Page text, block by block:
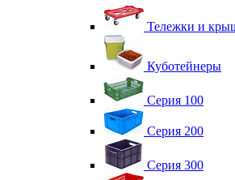
Тележки и
Куботейнеры
Серия 100
Серия 200
Серия 300